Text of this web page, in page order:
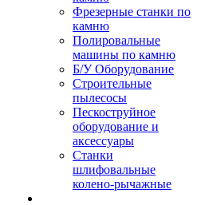
Фрезерные станки по
камню
Полировальные
машины по камню
Б/У Оборудование
Строительные
пылесосы
Пескоструйное
оборудование и
аксессуары
Станки
шлифовальные
колено-рычажные